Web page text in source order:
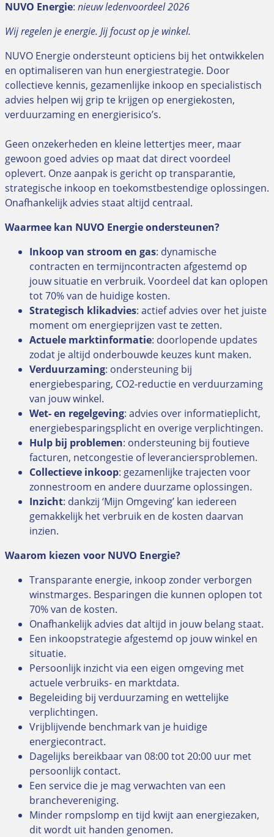
NUVO Energie: nieuw ledenvoordeel 2026
Wij regelen je energie. Jij focust op je winkel.
NUVO Energie ondersteunt opticiens bij het ontwikkelen
en optimaliseren van hun energiestrategie. Door
collectieve kennis, gezamenlijke inkoop en specialistisch
advies helpen wij grip te krijgen op energiekosten,
verduurzaming en energierisico’s.
Geen onzekerheden en kleine lettertjes meer, maar
gewoon goed advies op maat dat direct voordeel
oplevert. Onze aanpak is gericht op transparantie,
strategische inkoop en toekomstbestendige oplossingen.
Onafhankelijk advies staat altijd centraal.
Waarmee kan NUVO Energie ondersteunen?
Inkoop van stroom en gas: dynamische
contracten en termijncontracten afgestemd op
jouw situatie en verbruik. Voordeel dat kan oplopen
tot 70% van de huidige kosten.
Strategisch klikadvies: actief advies over het juiste
moment om energieprijzen vast te zetten.
Actuele marktinformatie: doorlopende updates
zodat je altijd onderbouwde keuzes kunt maken.
Verduurzaming: ondersteuning bij
energiebesparing, CO2-reductie en verduurzaming
van jouw winkel.
Wet- en regelgeving: advies over informatieplicht,
energiebesparingsplicht en overige verplichtingen.
Hulp bij problemen: ondersteuning bij foutieve
facturen, netcongestie of leveranciersproblemen.
Collectieve inkoop: gezamenlijke trajecten voor
zonnestroom en andere duurzame oplossingen.
Inzicht: dankzij ‘Mijn Omgeving’ kan iedereen
gemakkelijk het verbruik en de kosten daarvan
inzien.
Waarom kiezen voor NUVO Energie?
Transparante energie, inkoop zonder verborgen
winstmarges. Besparingen die kunnen oplopen tot
70% van de kosten.
Onafhankelijk advies dat altijd in jouw belang staat.
Een inkoopstrategie afgestemd op jouw winkel en
situatie.
Persoonlijk inzicht via een eigen omgeving met
actuele verbruiks- en marktdata.
Begeleiding bij verduurzaming en wettelijke
verplichtingen.
Vrijblijvende benchmark van je huidige
energiecontract.
Dagelijks bereikbaar van 08:00 tot 20:00 uur met
persoonlijk contact.
Een service die je mag verwachten van een
branchevereniging.
Minder rompslomp en tijd kwijt aan energiezaken,
dit wordt uit handen genomen.